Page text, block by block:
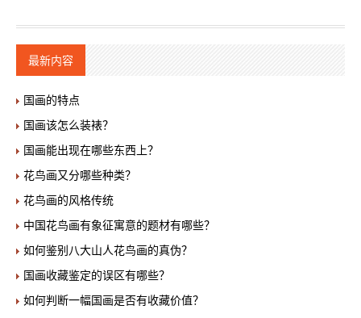
最新内容
国画的特点
国画该怎么装裱？
国画能出现在哪些东西上？
花鸟画又分哪些种类？
花鸟画的风格传统
中国花鸟画有象征寓意的题材有哪些？
如何鉴别八大山人花鸟画的真伪？
国画收藏鉴定的误区有哪些？
如何判断一幅国画是否有收藏价值？